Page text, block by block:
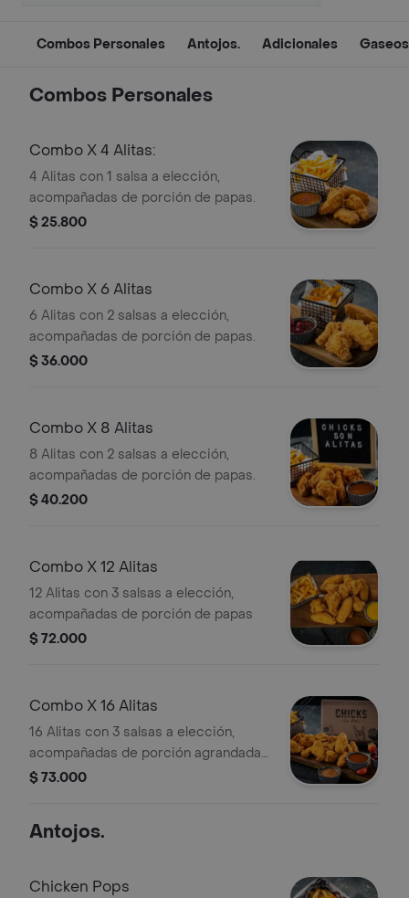
Combos Personales Antojos. Adicionales
Combos Personales
Combo X 4 Alitas:
4 Alitas con 1 salsa a elección,
acompañadas de porción de papas.
$ 25.800
Combo X 6 Alitas
6 Alitas con 2 salsas a elección,
acompañadas de porción de papas.
$ 36.000
Combo X 8 Alitas
8 Alitas con 2 salsas a elección,
acompañadas de porción de papas.
$ 40.200
Combo X 12 Alitas
12 Alitas con 3 salsas a elección,
acompañadas de porción de papas
$ 72.000
Combo X 16 Alitas
16 Alitas con 3 salsas a elección,
acompañadas de porción agrandada
de papas.
$ 73.000
Antojos.
Chicken Pops